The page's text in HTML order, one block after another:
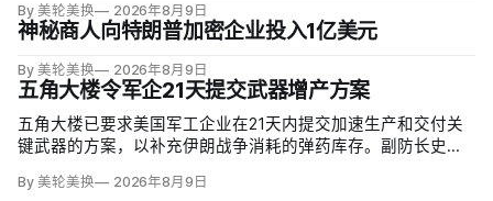
By 美轮美换 2026年8月9日
神秘商人向特朗普加密企业投入1亿美元
By 美轮美换 2026年8月9日
五角大楼令军企21天提交武器增产方案
五角大楼已要求美国军工企业在21天内提交加速生产和交付关
键武器的方案，以补充伊朗战争消耗的弹药库存。副防长史蒂
可接受，必须立即扩大产能；
By 美轮美换 2026年8月9日